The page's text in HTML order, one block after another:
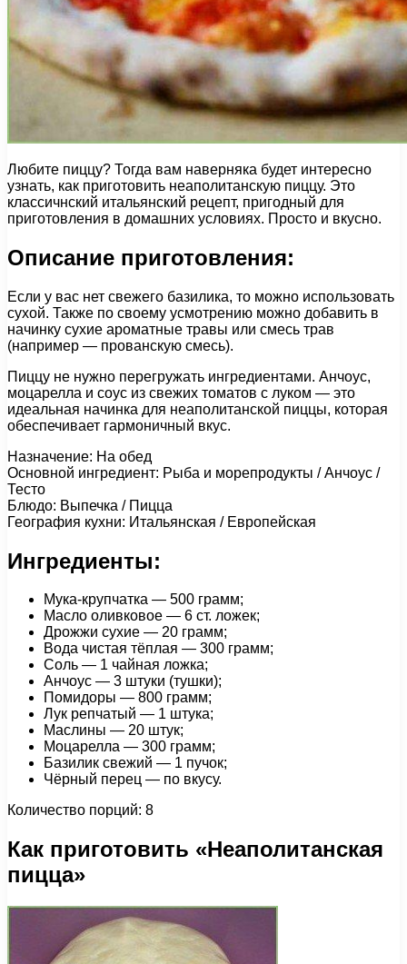
Любите пиццу? Тогда вам наверняка будет интересно
узнать, как приготовить неаполитанскую пиццу. Это
классичнский итальянский рецепт, пригодный для
приготовления в домашних условиях. Просто и вкусно.
Описание приготовления:
Если у вас нет свежего базилика, то можно использовать
сухой. Также по своему усмотрению можно добавить в
начинку сухие ароматные травы или смесь трав
(например — прованскую смесь).
Пиццу не нужно перегружать ингредиентами. Анчоус,
моцарелла и соус из свежих томатов с луком — это
идеальная начинка для неаполитанской пиццы, которая
обеспечивает гармоничный вкус.
Назначение: На обед
Основной ингредиент: Рыба и морепродукты / Анчоус /
Тесто
Блюдо: Выпечка / Пицца
География кухни: Итальянская / Европейская
Ингредиенты:
Мука-крупчатка — 500 грамм;
Масло оливковое — 6 ст. ложек;
Дрожжи сухие — 20 грамм;
Вода чистая тёплая — 300 грамм;
Соль — 1 чайная ложка;
Анчоус — 3 штуки (тушки);
Помидоры — 800 грамм;
Лук репчатый — 1 штука;
Маслины — 20 штук;
Моцарелла — 300 грамм;
Базилик свежий — 1 пучок;
Чёрный перец — по вкусу.
Количество порций: 8
Как приготовить «Неаполитанская
пицца»